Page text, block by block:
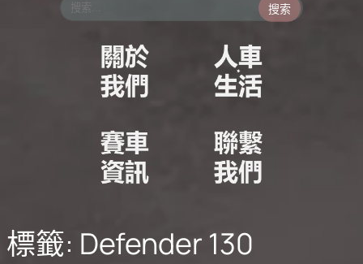
搜索
標籤: Defender 130